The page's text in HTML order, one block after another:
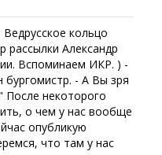
кольцо
Александр
Вспоминаем ИКР. ) -
бургомистр. - А Вы зря
После некоторого
о чем у нас вообще
опубликую
что там у нас